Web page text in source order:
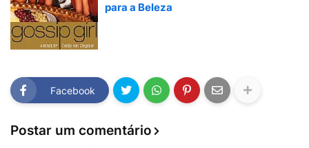
para a Beleza
Facebook
Postar um comentário